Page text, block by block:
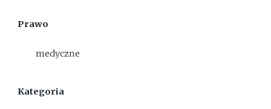
Prawo
medyczne
Kategoria